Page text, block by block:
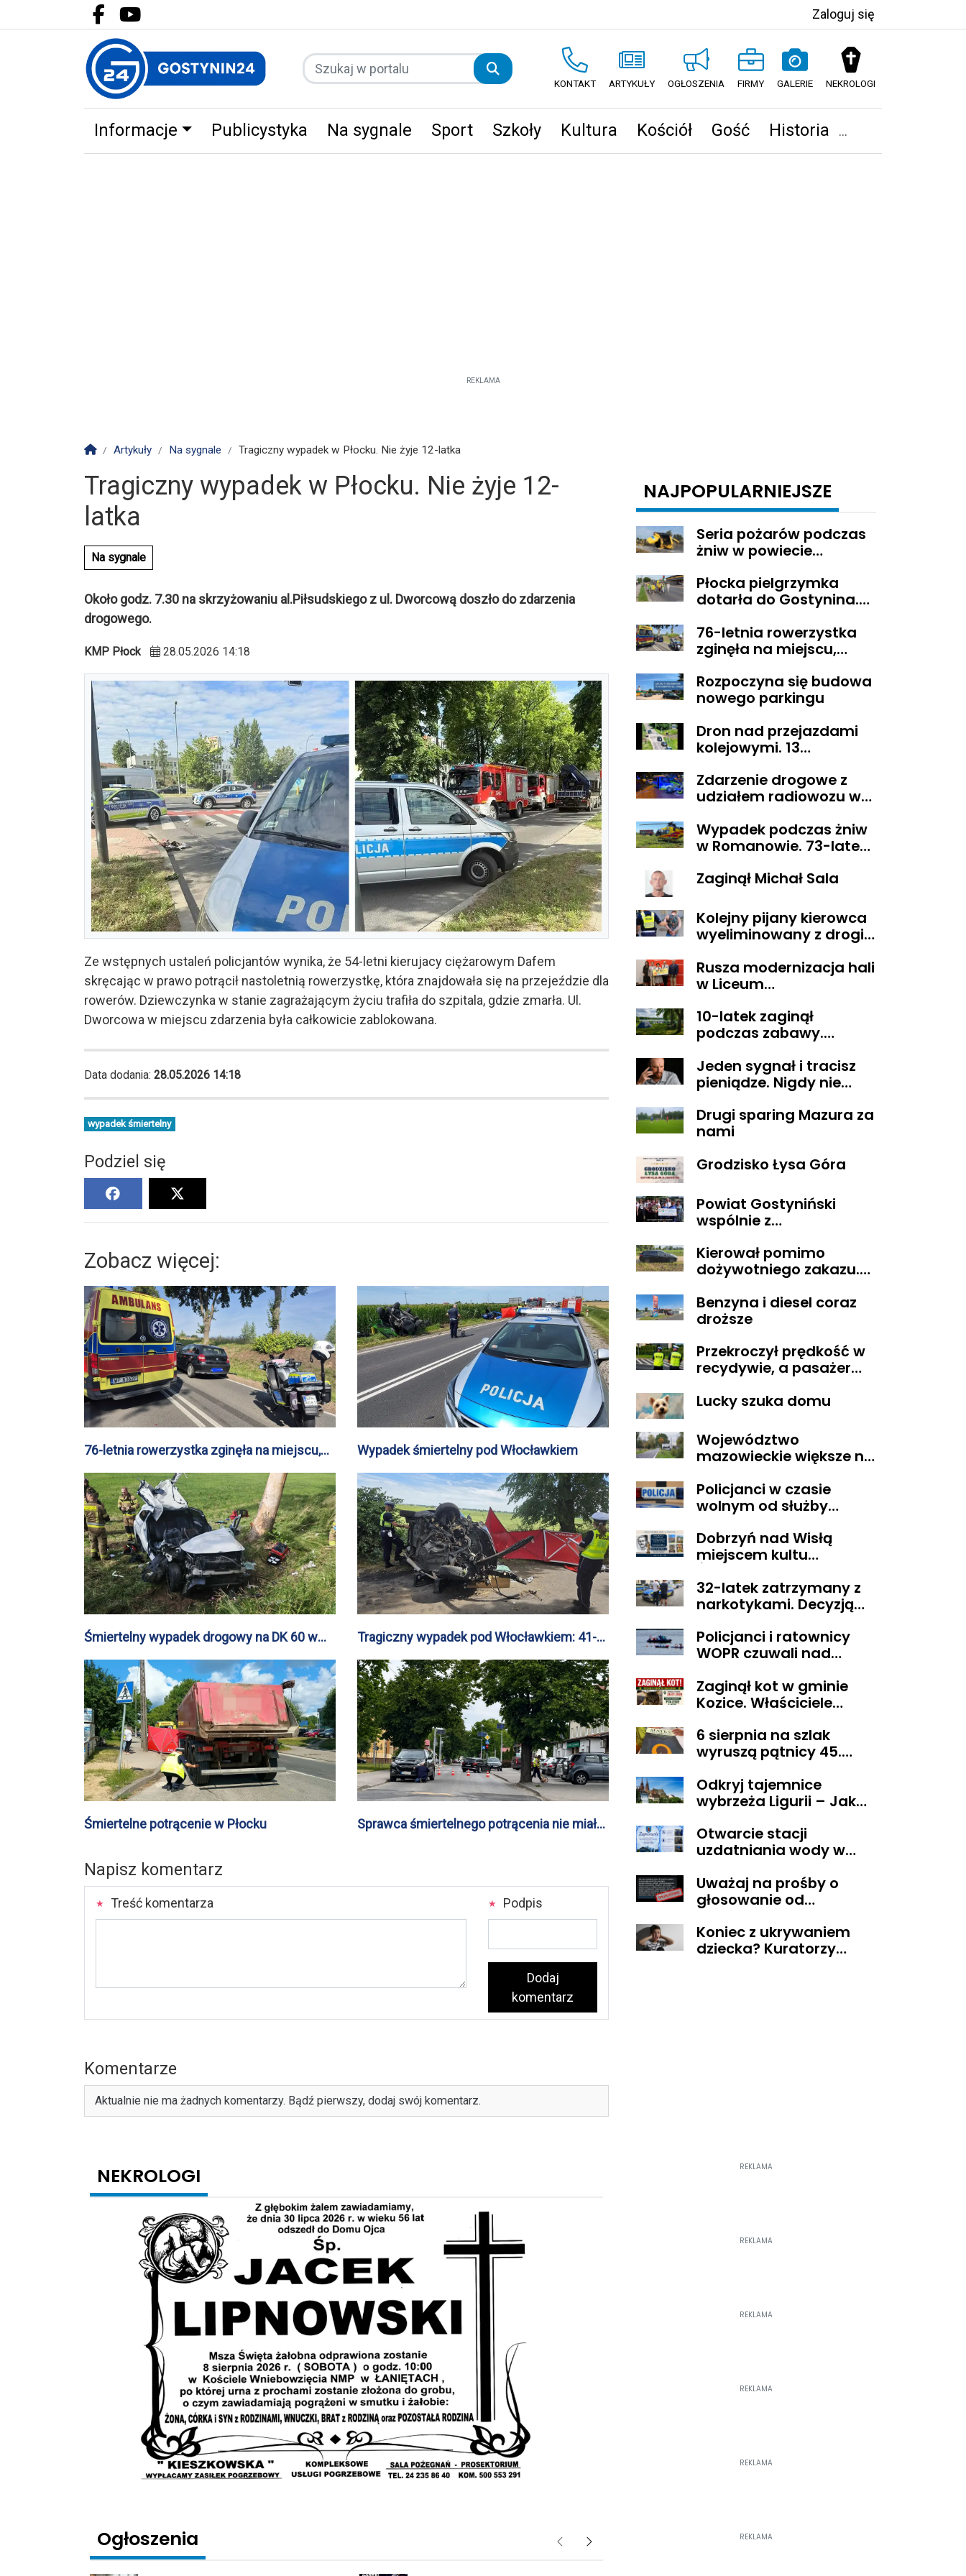
Facebook.com
Youtube.com Zaloguj się
KONTAKT ARTYKUŁY OGŁOSZENIA FIRMY GALERIE NEKROLOGI
Informacje Publicystyka Na sygnale Sport Szkoły Kultura Kościół Gość Historia
REKLAMA
Strona główna
Artykuły Na sygnale Tragiczny wypadek w Płocku. Nie żyje 12-latka
Tragiczny wypadek w Płocku. Nie żyje 12-
latka
Na sygnale
Około godz. 7.30 na skrzyżowaniu al.Piłsudskiego z ul. Dworcową doszło do zdarzenia
drogowego.
KMP Płock 28.05.2026 14:18
Ze wstępnych ustaleń policjantów wynika, że 54-letni kierujacy ciężarowym Dafem
skręcając w prawo potrącił nastoletnią rowerzystkę, która znajdowała się na przejeździe dla
rowerów. Dziewczynka w stanie zagrażającym życiu trafiła do szpitala, gdzie zmarła. Ul.
Dworcowa w miejscu zdarzenia była całkowicie zablokowana.
Data dodania: 28.05.2026 14:18
wypadek śmiertelny
Podziel się
Zobacz więcej:
76-letnia rowerzystka zginęła na miejscu,
droga z Sikorza do Brudzenia Dużego
zablokowana
Wypadek śmiertelny pod Włocławkiem
Śmiertelny wypadek drogowy na DK 60 w
miejscowości Mokrzk
Tragiczny wypadek pod Włocławkiem: 41-
latka i 13-letnia dziewczynka zginęły na
miejscu
Śmiertelne potrącenie w Płocku
Sprawca śmiertelnego potrącenia nie miał
Napisz komentarz
Treść komentarza Podpis
Dodaj
komentarz
Komentarze
Aktualnie nie ma żadnych komentarzy. Bądź pierwszy, dodaj swój komentarz.
NAJPOPULARNIEJSZE
Seria pożarów podczas
żniw w powiecie
Płocka pielgrzymka
dotarła do Gostynina.
Jasną Górę
76-letnia rowerzystka
zginęła na miejscu,
Brudzenia Dużego
zablokowana
Rozpoczyna się budowa
nowego parkingu
Dron nad przejazdami
kolejowymi. 13
podczas działań
„Bezpieczny przejazd
Zdarzenie drogowe z
udziałem radiowozu w
Wypadek podczas żniw
w Romanowie. 73-latek
Zaginął Michał Sala
Kolejny pijany kierowca
wyeliminowany z drogi.
alkoholu
Rusza modernizacja hali
w Liceum
T. Kościuszki w
Gostyninie
10-latek zaginął
podczas zabawy.
szczęśliwie
Jeden sygnał i tracisz
pieniądze. Nigdy nie
numery
Drugi sparing Mazura za
nami
Grodzisko Łysa Góra
Powiat Gostyniński
wspólnie z
POZARZĄDOWYMI
walczą o środki z
Obywatelskiego
Mazowsza dla
terenu!
Kierował pomimo
dożywotniego zakazu.
Benzyna i diesel coraz
droższe
Przekroczył prędkość w
recydywie, a pasażer
poszukiwaną
Lucky szuka domu
Województwo
mazowieckie większe niż
zarządzaniu. Eksperci
proponują podział
Policjanci w czasie
wolnym od służby
poszukiwanego
Dobrzyń nad Wisłą
miejscem kultu
Neapolu
32-latek zatrzymany z
narkotykami. Decyzją
Policjanci i ratownicy
WOPR czuwali nad
uczestnika wyjątkowej
wyprawy
Zaginął kot w gminie
Kozice. Właściciele
pomoc
6 sierpnia na szlak
wyruszą pątnicy 45.
Diecezji Płockiej na
Jasną Górę
Odkryj tajemnice
wybrzeża Ligurii – Jak
chwile w krainie pesto i
słońca
Otwarcie stacji
uzdatniania wody w
Uważaj na prośby o
głosowanie od
Koniec z ukrywaniem
dziecka? Kuratorzy
NEKROLOGI
Ogłoszenia PoprzednieNastępne
REKLAMA
REKLAMA
REKLAMA
REKLAMA
REKLAMA
REKLAMA